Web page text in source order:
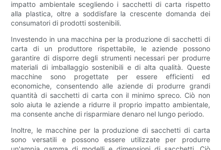
impatto ambientale scegliendo i sacchetti di carta rispetto
alla plastica, oltre a soddisfare la crescente domanda dei
consumatori di prodotti sostenibili.
Investendo in una macchina per la produzione di sacchetti di
carta di un produttore rispettabile, le aziende possono
garantire di disporre degli strumenti necessari per produrre
materiali di imballaggio sostenibili e di alta qualità. Queste
macchine sono progettate per essere efficienti ed
economiche, consentendo alle aziende di produrre grandi
quantità di sacchetti di carta con il minimo spreco. Ciò non
solo aiuta le aziende a ridurre il proprio impatto ambientale,
ma consente anche di risparmiare denaro nel lungo periodo.
Inoltre, le macchine per la produzione di sacchetti di carta
sono versatili e possono essere utilizzate per produrre